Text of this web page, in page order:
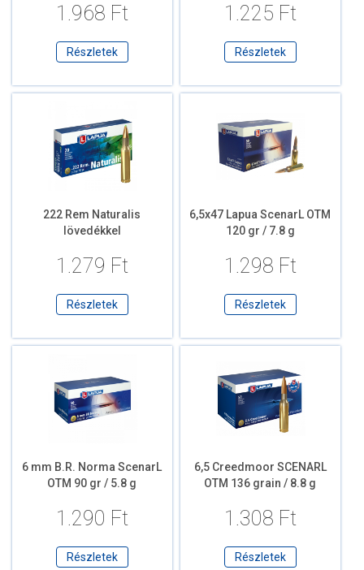
1.968 Ft
Részletek
1.225 Ft
Részletek
222 Rem Naturalis
lövedékkel
1.279 Ft
Részletek
6,5x47 Lapua ScenarL OTM
120 gr / 7.8 g
1.298 Ft
Részletek
6 mm B.R. Norma ScenarL
OTM 90 gr / 5.8 g
1.290 Ft
Részletek
6,5 Creedmoor SCENARL
OTM 136 grain / 8.8 g
1.308 Ft
Részletek